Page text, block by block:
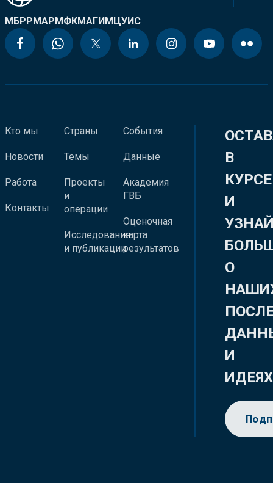
МБРРМАРМФКМАГИМЦУИС
Кто мы
Новости
Работа
Контакты
Страны
Темы
Проекты
и
операции
Исследования
и публикации
События
Данные
Академия
ГВБ
Оценочная
карта
результатов
В
КУРСЕ
И
О
И
ИДЕЯХ